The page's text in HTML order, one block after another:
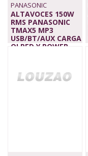
PANASONIC
ALTAVOCES 150W
RMS PANASONIC
TMAX5 MP3
USB/BT/AUX CARGA
QI,RED Y POWER